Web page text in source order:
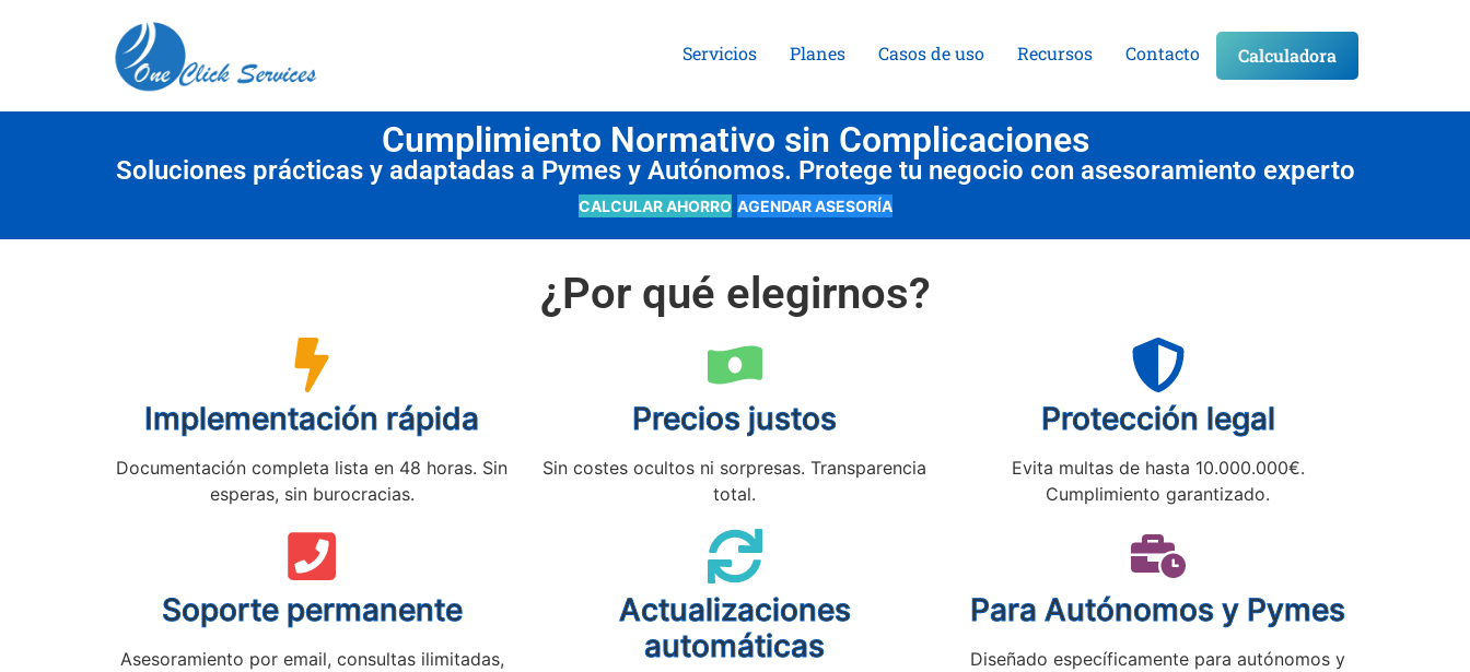
Servicios Planes Casos de uso Recursos Contacto Calculadora
Cumplimiento Normativo sin Complicaciones
Soluciones prácticas y adaptadas a Pymes y Autónomos. Protege tu negocio con asesoramiento experto
CALCULAR AHORRO AGENDAR ASESORÍA
¿Por qué elegirnos?
Implementación rápida
Documentación completa lista en 48 horas. Sin
esperas, sin burocracias.
Precios justos
Sin costes ocultos ni sorpresas. Transparencia
total.
Protección legal
Evita multas de hasta 10.000.000€.
Cumplimiento garantizado.
Soporte permanente
Asesoramiento por email, consultas ilimitadas,
Actualizaciones
automáticas
Para Autónomos y Pymes
Diseñado específicamente para autónomos y